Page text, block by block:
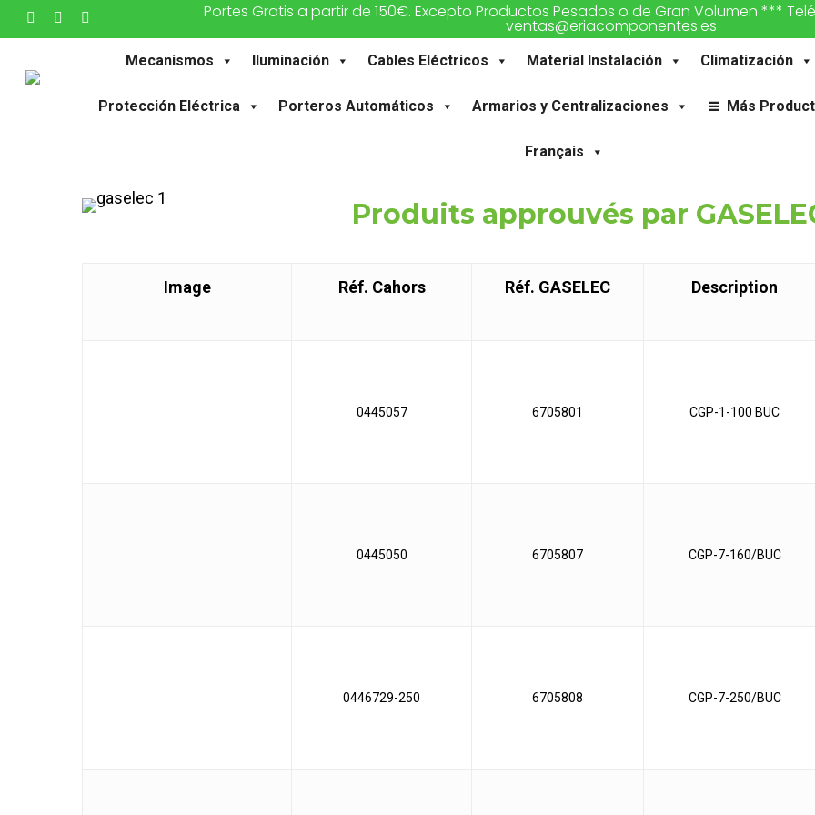
Skip
to
main
Portes Gratis a partir de 150€. Excepto Productos Pesados o de Gran Volumen ***
ventas@eriacomponentes.es
Mecanismos Iluminación Cables Eléctricos Material Instalación Climatización
Protección Eléctrica Porteros Automáticos Armarios y Centralizaciones Más
Français
Produits approuvés par
Image Réf. Cahors Réf. GASELEC Description
0445057 6705801 CGP-1-100 BUC
0445050 6705807 CGP-7-160/BUC
0446729-250 6705808 CGP-7-250/BUC